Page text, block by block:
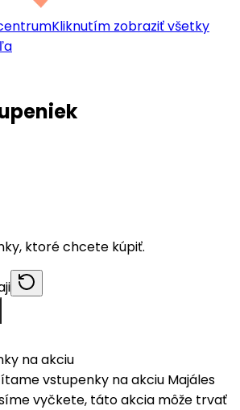
Kliknutím zobraziť všetky
ktoré chcete kúpiť.
na akciu
vstupenky na akciu Majáles
vyčkete, táto akcia môže trvať